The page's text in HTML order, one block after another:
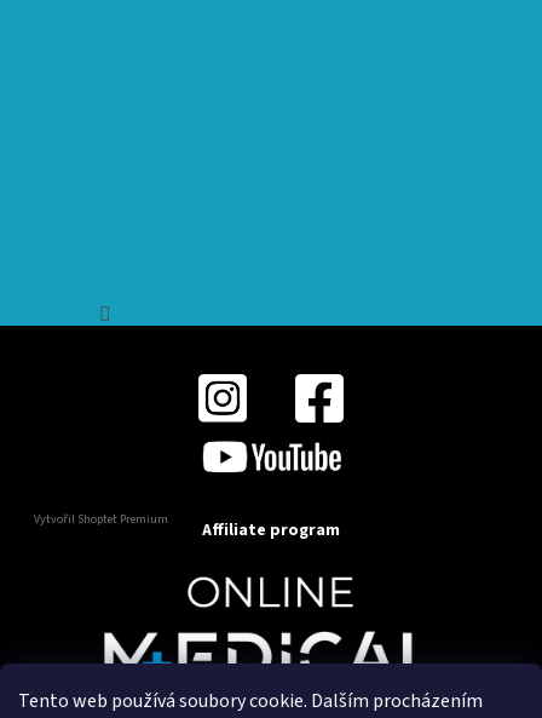
Tento web používá soubory cookie. Dalším procházením
Vytvořil Shoptet Premium Affiliate program